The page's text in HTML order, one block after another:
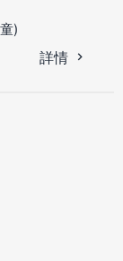
)
詳情